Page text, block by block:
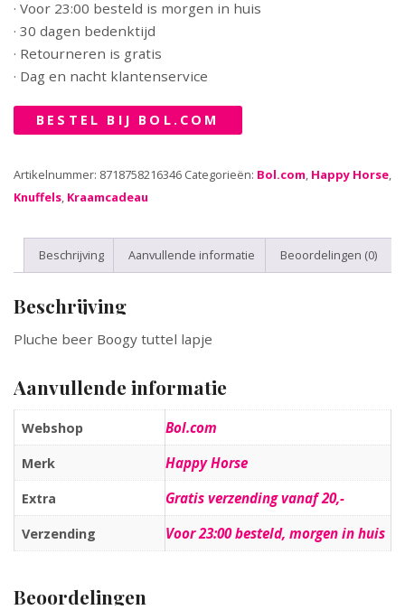
· Voor 23:00 besteld is morgen in huis
· 30 dagen bedenktijd
· Retourneren is gratis
· Dag en nacht klantenservice
BESTEL BIJ BOL.COM
Artikelnummer: 8718758216346 Categorieën: Bol.com, Happy Horse,
Knuffels, Kraamcadeau
Beschrijving Aanvullende informatie Beoordelingen (0)
Beschrijving
Pluche beer Boogy tuttel lapje
Aanvullende informatie
Webshop Bol.com
Merk Happy Horse
Extra Gratis verzending vanaf 20,-
Verzending Voor 23:00 besteld, morgen in huis
Beoordelingen